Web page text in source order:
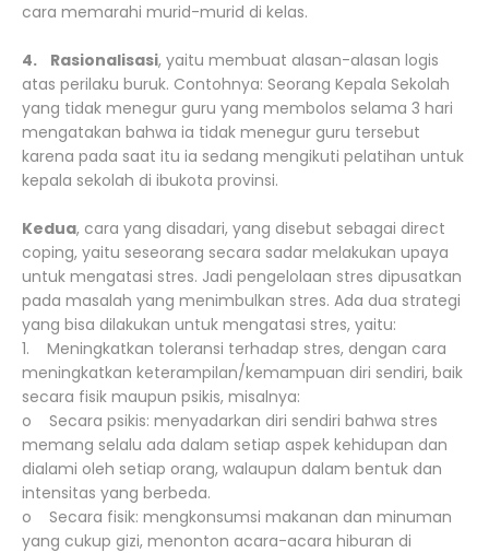
cara memarahi murid-murid di kelas.
4. Rasionalisasi, yaitu membuat alasan-alasan logis
atas perilaku buruk. Contohnya: Seorang Kepala Sekolah
yang tidak menegur guru yang membolos selama 3 hari
mengatakan bahwa ia tidak menegur guru tersebut
karena pada saat itu ia sedang mengikuti pelatihan untuk
kepala sekolah di ibukota provinsi.
Kedua, cara yang disadari, yang disebut sebagai direct
coping, yaitu seseorang secara sadar melakukan upaya
untuk mengatasi stres. Jadi pengelolaan stres dipusatkan
pada masalah yang menimbulkan stres. Ada dua strategi
yang bisa dilakukan untuk mengatasi stres, yaitu:
1. Meningkatkan toleransi terhadap stres, dengan cara
meningkatkan keterampilan/kemampuan diri sendiri, baik
secara fisik maupun psikis, misalnya:
o Secara psikis: menyadarkan diri sendiri bahwa stres
memang selalu ada dalam setiap aspek kehidupan dan
dialami oleh setiap orang, walaupun dalam bentuk dan
intensitas yang berbeda.
o Secara fisik: mengkonsumsi makanan dan minuman
yang cukup gizi, menonton acara-acara hiburan di